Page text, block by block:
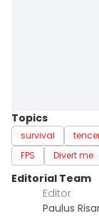
Topics
survival
FPS
Divert me
Editorial Team
Editor
Paulus